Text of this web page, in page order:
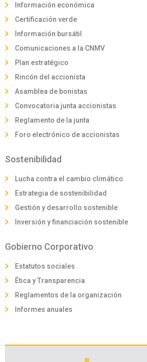
Información económica
Certificación verde
Información bursátil
Comunicaciones a la CNMV
Plan estratégico
Rincón del accionista
Asamblea de bonistas
Convocatoria junta accionistas
Reglamento de la junta
Foro electrónico de accionistas
Sostenibilidad
Lucha contra el cambio climático
Estrategia de sostenibilidad
Gestión y desarrollo sostenible
Inversión y financiación sostenible
Gobierno Corporativo
Estatutos sociales
Ética y Transparencia
Reglamentos de la organización
Informes anuales